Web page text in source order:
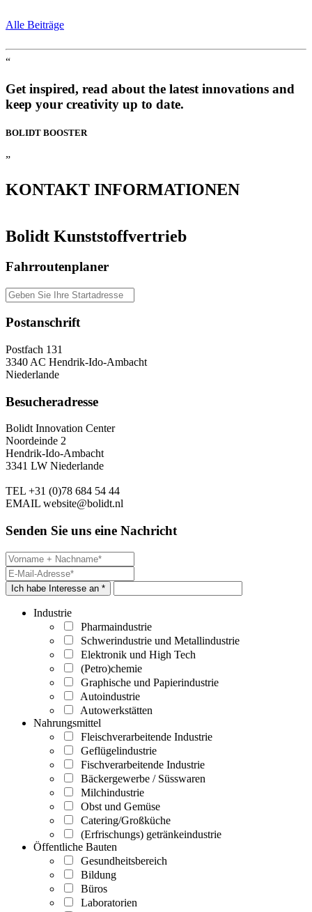
Alle Beiträge
“
Get inspired, read about the latest innovations and
keep your creativity up to date.
BOLIDT BOOSTER
”
KONTAKT INFORMATIONEN
Bolidt Kunststoffvertrieb
Fahrroutenplaner
Postanschrift
Postfach 131
3340 AC Hendrik-Ido-Ambacht
Niederlande
Besucheradresse
Bolidt Innovation Center
Noordeinde 2
Hendrik-Ido-Ambacht
3341 LW Niederlande
TEL +31 (0)78 684 54 44
EMAIL website@bolidt.nl
Senden Sie uns eine Nachricht
Ich habe Interesse an *
Industrie
Pharmaindustrie
Schwerindustrie und Metallindustrie
Elektronik und High Tech
(Petro)chemie
Graphische und Papierindustrie
Autoindustrie
Autowerkstätten
Nahrungsmittel
Fleischverarbeitende Industrie
Geflügelindustrie
Fischverarbeitende Industrie
Bäckergewerbe / Süsswaren
Milchindustrie
Obst und Gemüse
Catering/Großküche
(Erfrischungs) getränkeindustrie
Öffentliche Bauten
Gesundheitsbereich
Bildung
Büros
Laboratorien